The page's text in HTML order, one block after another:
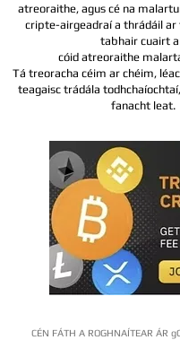
atreoraithe, agus cé na
cripte-airgeadraí a thrádáil ar
tabhair cuairt
cóid atreoraithe
Tá treoracha céim ar chéim,
teagaisc trádála
fanacht leat.
CÉN FÁTH A ROGHNAÍTEAR ÁR